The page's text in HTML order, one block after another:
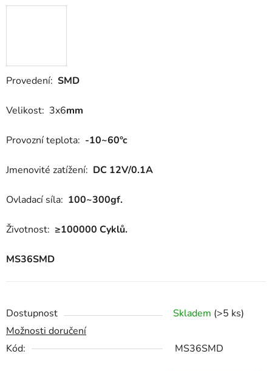
Provedení: SMD
Velikost: 3x6mm
Provozní teplota: -10~60°c
Jmenovité zatížení: DC 12V/0.1A
Ovladací síla: 100~300gf.
Životnost: ≥100000 Cyklů.
MS36SMD
Dostupnost Skladem (>5 ks)
Možnosti doručení
Kód:
MS36SMD